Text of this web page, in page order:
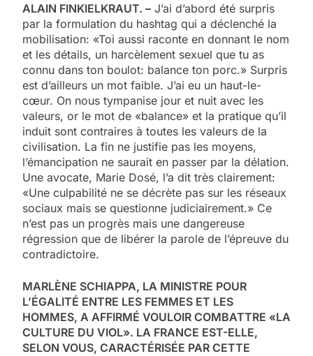
ALAIN FINKIELKRAUT. – J’ai d’abord été surpris
par la formulation du hashtag qui a déclenché la
mobilisation: «Toi aussi raconte en donnant le nom
et les détails, un harcèlement sexuel que tu as
connu dans ton boulot: balance ton porc.» Surpris
est d’ailleurs un mot faible. J’ai eu un haut-le-
cœur. On nous tympanise jour et nuit avec les
valeurs, or le mot de «balance» et la pratique qu’il
induit sont contraires à toutes les valeurs de la
civilisation. La fin ne justifie pas les moyens,
l’émancipation ne saurait en passer par la délation.
Une avocate, Marie Dosé, l’a dit très clairement:
«Une culpabilité ne se décrète pas sur les réseaux
sociaux mais se questionne judiciairement.» Ce
n’est pas un progrès mais une dangereuse
régression que de libérer la parole de l’épreuve du
contradictoire.
MARLÈNE SCHIAPPA, LA MINISTRE POUR
L’ÉGALITÉ ENTRE LES FEMMES ET LES
HOMMES, A AFFIRMÉ VOULOIR COMBATTRE «LA
CULTURE DU VIOL». LA FRANCE EST-ELLE,
SELON VOUS, CARACTÉRISÉE PAR CETTE